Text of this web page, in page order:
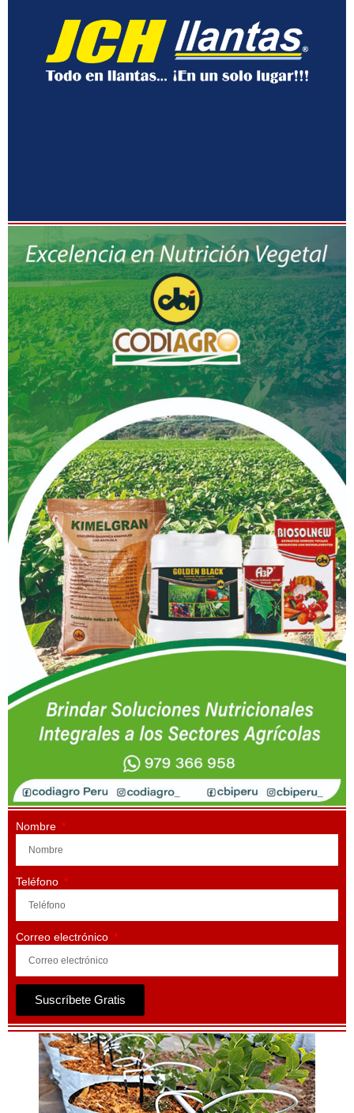
Nombre
Teléfono
Correo electrónico
Suscríbete Gratis